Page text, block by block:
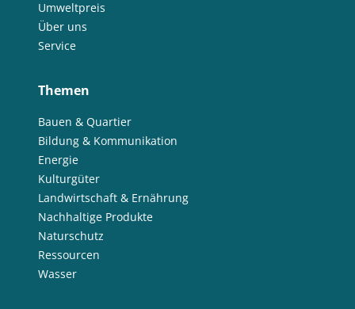
Umweltpreis
Über uns
Service
Themen
Bauen & Quartier
Bildung & Kommunikation
Energie
Kulturgüter
Landwirtschaft & Ernährung
Nachhaltige Produkte
Naturschutz
Ressourcen
Wasser